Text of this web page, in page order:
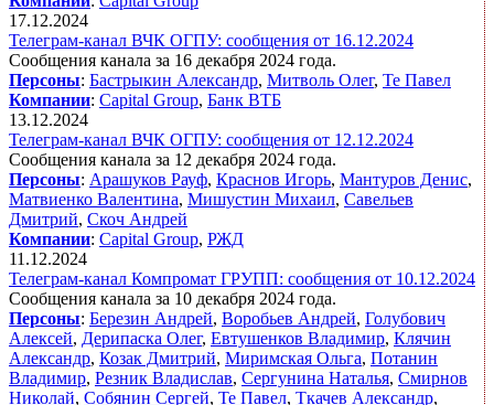
17.12.2024
Телеграм-канал ВЧК ОГПУ: сообщения от 16.12.2024
Сообщения канала за 16 декабря 2024 года.
Персоны: Бастрыкин Александр, Митволь Олег, Те Павел
Компании: Capital Group, Банк ВТБ
13.12.2024
Телеграм-канал ВЧК ОГПУ: сообщения от 12.12.2024
Сообщения канала за 12 декабря 2024 года.
Персоны: Арашуков Рауф, Краснов Игорь, Мантуров Денис,
Матвиенко Валентина, Мишустин Михаил, Савельев
Дмитрий, Скоч Андрей
Компании: Capital Group, РЖД
11.12.2024
Телеграм-канал Компромат ГРУПП: сообщения от 10.12.2024
Сообщения канала за 10 декабря 2024 года.
Персоны: Березин Андрей, Воробьев Андрей, Голубович
Алексей, Дерипаска Олег, Евтушенков Владимир, Клячин
Александр, Козак Дмитрий, Миримская Ольга, Потанин
Владимир, Резник Владислав, Сергунина Наталья, Смирнов
Николай, Собянин Сергей, Те Павел, Ткачев Александр,